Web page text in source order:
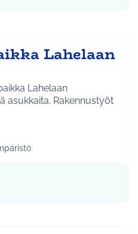
Lahelaan
Lahelaan
asukkaita. Rakennustyöt
Etelä-Tuusulan kylät
tulokset teeman mukaan: